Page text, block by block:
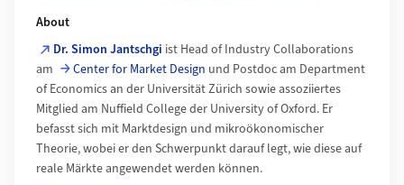
About
Dr. Simon Jantschgi ist Head of Industry Collaborations
am
Center for Market Design und Postdoc am Department
of Economics an der Universität Zürich sowie assoziiertes
Mitglied am Nuffield College der University of Oxford. Er
befasst sich mit Marktdesign und mikroökonomischer
Theorie, wobei er den Schwerpunkt darauf legt, wie diese auf
reale Märkte angewendet werden können.